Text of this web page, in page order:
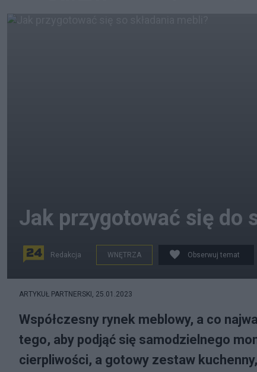
Jak przygotować się do
Redakcja WNĘTRZA Obserwuj temat
ARTYKUŁ PARTNERSKI, 25.01.2023
Współczesny rynek meblowy, a co
tego, aby podjąć się samodzielnego
cierpliwości, a gotowy zestaw